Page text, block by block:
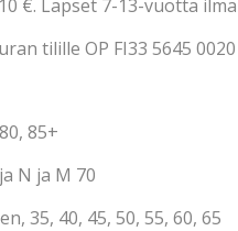
€. Lapset 7-13-vuotta
tilille OP FI33 5645
85+
N ja M 70
35, 40, 45, 50, 55, 60, 65